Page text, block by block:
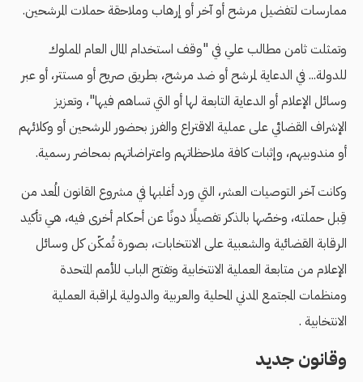
ممارسات لتفضيل مرشح أو آخر أو إرهاب وملاحقة حملات المرشحين.
وتمثلت ثامن مطالب علي في "وقف استخدام المال العام المملوك
للدولة... في الدعاية لمرشح أو ضد مرشح، بطريق صريح أو مستتر، أو عبر
وسائل الإعلام أو الدعاية التابعة لها أو التي تساهم فيها"، وتعزيز
الإشراف القضائي على عملية الاقتراع والفرز بحضور المرشحين أو وكلائهم
أو مندوبيهم، وإثبات كافة ملاحظاتهم واعتراضاتهم بمحاضر رسمية.
وكانت آخر التوصيات العشر، التي ورد أغلبها في مشروع القانون المُعد من
قِبل حملته، وخصّها بالذكر تفصيلًا دونًا عن أحكام أخرى فيه، هي تأكيد
الرقابة القضائية والشعبية على الانتخابات، بصورة تُمكّن كل وسائل
الإعلام من متابعة العملية الانتخابية وتفتح الباب للأمم المتحدة
ومنظمات المجتمع المدني المحلية والعربية والدولية لمراقبة العملية
الانتخابية .
وقانون جديد